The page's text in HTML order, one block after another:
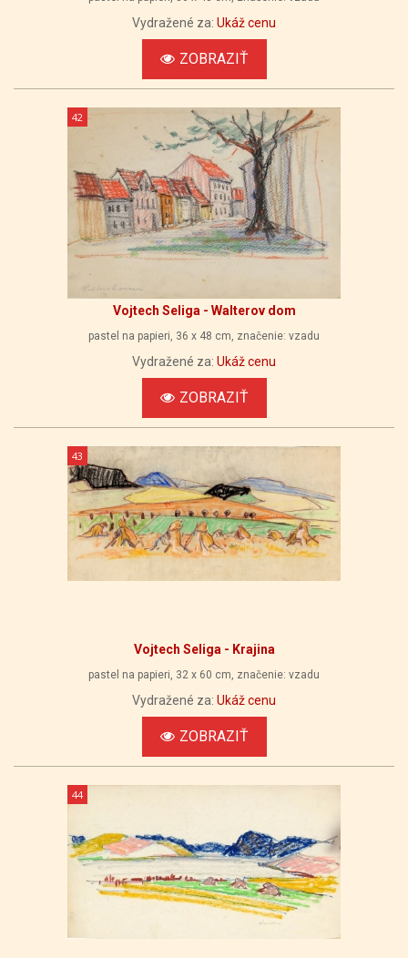
Vydražené za: Ukáž cenu
ZOBRAZIŤ
42
Vojtech Seliga - Walterov dom
pastel na papieri, 36 x 48 cm, značenie: vzadu
Vydražené za: Ukáž cenu
ZOBRAZIŤ
43
Vojtech Seliga - Krajina
pastel na papieri, 32 x 60 cm, značenie: vzadu
Vydražené za: Ukáž cenu
ZOBRAZIŤ
44